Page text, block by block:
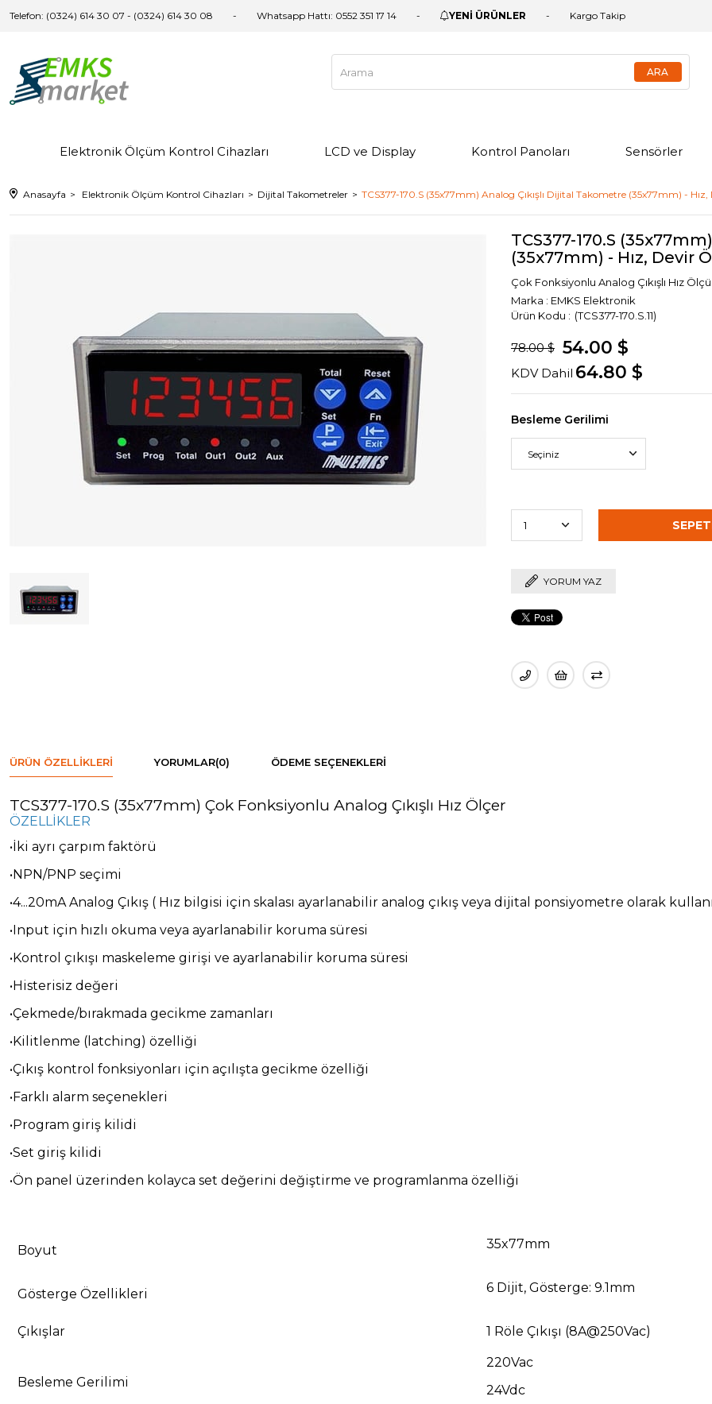
Telefon: (0324) 614 30 07 - (0324) 614 30 08 Whatsapp Hattı: 0552 351 17 14 YENİ ÜRÜNLER Kargo Takip
Elektronik Ölçüm Kontrol Cihazları LCD ve Display Kontrol Panoları Sensörler
Anasayfa Elektronik Ölçüm Kontrol Cihazları Dijital Takometreler TCS377-170.S (35x77mm) Analog Çıkışlı Dijital Takometre (35x77mm) -
TCS377-170.S
(35x77mm) - Hız, Devir
Çok Fonksiyonlu Analog Çıkışlı Hız
Marka : EMKS Elektronik
(TCS377-170.S.11)
78.00 $ 54.00 $
KDV Dahil 64.80 $
Besleme Gerilimi
YORUM YAZ
ÜRÜN ÖZELLIKLERI YORUMLAR(0) ÖDEME SEÇENEKLERI
TCS377-170.S (35x77mm) Çok Fonksiyonlu Analog Çıkışlı Hız Ölçer
ÖZELLİKLER
•İki ayrı çarpım faktörü
•NPN/PNP seçimi
•4...20mA Analog Çıkış ( Hız bilgisi için skalası ayarlanabilir analog çıkış veya dijital ponsiyometre olarak
•Input için hızlı okuma veya ayarlanabilir koruma süresi
•Kontrol çıkışı maskeleme girişi ve ayarlanabilir koruma süresi
•Histerisiz değeri
•Çekmede/bırakmada gecikme zamanları
•Kilitlenme (latching) özelliği
•Çıkış kontrol fonksiyonları için açılışta gecikme özelliği
•Farklı alarm seçenekleri
•Program giriş kilidi
•Set giriş kilidi
•Ön panel üzerinden kolayca set değerini değiştirme ve programlanma özelliği
Boyut 35x77mm
Gösterge Özellikleri 6 Dijit, Gösterge: 9.1mm
Çıkışlar 1 Röle Çıkışı (8A@250Vac)
Besleme Gerilimi
220Vac
24Vdc